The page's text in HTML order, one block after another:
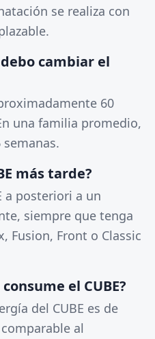
se realiza con
cambiar el
60
una familia promedio,
más tarde?
a posteriori a un
siempre que tenga
Fusion, Front o Classic
el CUBE?
del CUBE es de
al